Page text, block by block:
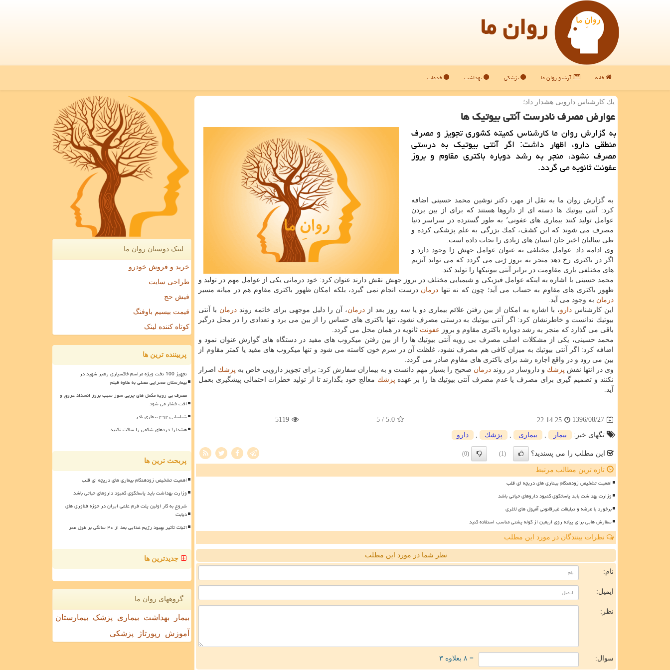
روان ما
خانه آرشیو روان ما پزشکی بهداشت خدمات
یك كارشناس دارویی هشدار داد؛
عوارض مصرف نادرست آنتی بیوتیك ها
به گزارش روان ما كارشناس كمیته كشوری تجویز و مصرف
منطقی دارو، اظهار داشت: اگر آنتی بیوتیك به درستی
مصرف نشود، منجر به رشد دوباره باكتری مقاوم و بروز
عفونت ثانویه می گردد.
به گزارش روان ما به نقل از مهر، دكتر نوشین محمد حسینی اضافه
كرد: آنتی بیوتیك ها دسته ای از داروها هستند كه برای از بین بردن
عوامل تولید كنند بیماری های عفونی٬ به طور گسترده در سراسر دنیا
مصرف می شوند كه این كشف، كمك بزرگی به علم پزشكی كرده و
طی سالیان اخیر جان انسان های زیادی را نجات داده است.
وی ادامه داد: عوامل مختلفی به عنوان عوامل جهش زا وجود دارد و
اگر در باكتری رخ دهد منجر به بروز ژنی می گردد كه می تواند آنزیم
های مختلفی باری مقاومت در برابر آنتی بیوتیكها را تولید كند.
محمد حسینی با اشاره به اینكه عوامل فیزیكی و شیمیایی مختلف در بروز جهش نقش دارند عنوان كرد: خود درمانی یكی از عوامل مهم در تولید و
ظهور باكتری های مقاوم به حساب می آید؛ چون كه نه تنها درمان درست انجام نمی گیرد، بلكه امكان ظهور باكتری مقاوم هم در میانه مسیر
درمان به وجود می آید.
این كارشناسدارو، با اشاره به امكان از بین رفتن علائم بیماری دو یا سه روز بعد از درمان، آن را دلیل موجهی برای خاتمه روند درمان با آنتی
بیوتیك ندانست و خاطرنشان كرد: اگر آنتی بیوتیك به درستی مصرف نشود، تنها باكتری های حساس را از بین می برد و تعدادی را در محل درگیر
باقی می گذارد كه منجر به رشد دوباره باكتری مقاوم و بروز عفونت ثانویه در همان محل می گردد.
محمد حسینی، یكی از مشكلات اصلی مصرف بی رویه آنتی بیوتیك ها را از بین رفتن میكروب های مفید در دستگاه های گوارش عنوان نمود و
اضافه كرد: اگر آنتی بیوتیك به میزان كافی هم مصرف نشود، غلظت آن در سرم خون كاسته می شود و تنها میكروب های مفید یا كمتر مقاوم از
بین می رود و در واقع اجازه رشد برای باكتری های مقاوم صادر می گردد.
وی در انتها نقش پزشك و داروساز در رونددرمان صحیح را بسیار مهم دانست و به بیماران سفارش كرد: برای تجویز دارویی خاص به پزشك اصرار
نكنند و تصمیم گیری برای مصرف یا عدم مصرف آنتی بیوتیك ها را بر عهده پزشك معالج خود بگذارند تا از تولید خطرات احتمالی پیشگیری بعمل
آید.
1396/08/27
22:14:25
5.0
/ 5
5119
تگهای خبر: بیمار بیماری پزشك دارو
این مطلب را می پسندید؟ (1)
(0)
تازه ترین مطالب مرتبط
اهمیت تشخیص زودهنگام بیماری های دریچه ای قلب
وزارت بهداشت باید پاسخگوی کمبود داروهای حیاتی باشد
برخورد با عرضه و تبلیغات غیرقانونی آمپول های لاغری
سفارش هایی برای پیاده روی اربعین از کوله پشتی مناسب استفاده کنید
نظرات بینندگان در مورد این مطلب
نظر شما در مورد این مطلب
نام:
ایمیل:
نظر:
سوال: = ۸ بعلاوه ۳
لینک دوستان روان ما
خرید و فروش خودرو
طراحی سایت
فیش حج
قیمت بیسیم باوفنگ
کوتاه کننده لینک
پربیننده ترین ها
تجهیز 100 تخت ویژه مراسم خاکسپاری رهبر شهید در
بیمارستان صحرایی مصلی به علاوه فیلم
مصرف بی رویه مکمل های چربی سوز سبب بروز انسداد عروق و
افت فشار می شود
شناسایی ۴۹۲ بیماری نادر
هشدار! دردهای شکمی را ساکت نکنید
پربحث ترین ها
اهمیت تشخیص زودهنگام بیماری های دریچه ای قلب
وزارت بهداشت باید پاسخگوی کمبود داروهای حیاتی باشد
شروع به کار اولین پلت فرم علمی ایران در حوزه فناوری های
دیابت
اثبات تأثیر بهبود رژیم غذایی بعد از ۴۰ سالگی بر طول عمر
جدیدترین ها
گروههای روان ما
بیمار بهداشت بیماری پزشک
بیمارستان
آموزش
رپورتاژ پزشکی